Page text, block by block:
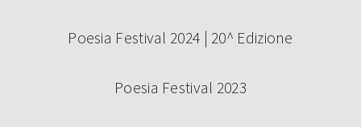
Poesia Festival 2024 | 20^ Edizione
Poesia Festival 2023